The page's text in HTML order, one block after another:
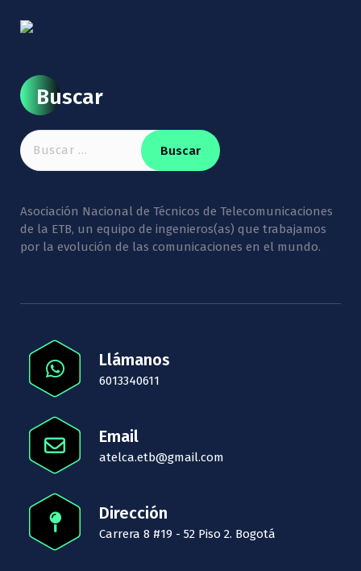
Buscar
Buscar:
Asociación Nacional de Técnicos de Telecomunicaciones
de la ETB, un equipo de ingenieros(as) que trabajamos
por la evolución de las comunicaciones en el mundo.
Llámanos
6013340611
Email
atelca.etb@gmail.com
Dirección
Carrera 8 #19 - 52 Piso 2. Bogotá